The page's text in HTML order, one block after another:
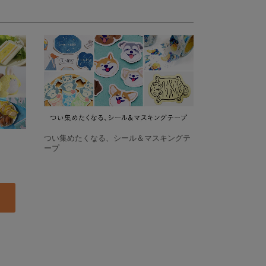
つい集めたくなる、シール＆マスキングテ
ープ